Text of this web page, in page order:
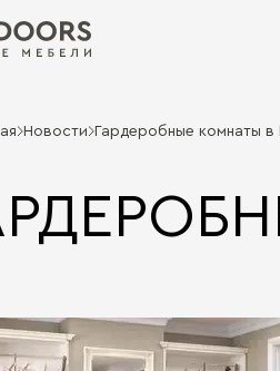
Новости Гардеробные комнаты в